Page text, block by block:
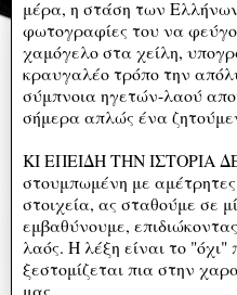
μέρα, η στάση των
φωτογραφίες του να
χαμόγελο στα χείλη,
κραυγαλέο τρόπο την
σύμπνοια ηγετών-λαού
σήμερα απλώς ένα
ΚΙ ΕΠΕΙΔΗ ΤΗΝ ΙΣΤΟΡΙΑ
στουμπωμένη με
στοιχεία, ας σταθούμε σε
εμβαθύνουμε,
λαός. Η λέξη είναι το
ξεστομίζεται πια στην
μας.